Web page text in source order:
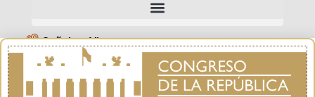
Señal en Vivo
Facebook_@CamaraColombia
Instagram_@CamaraColombia